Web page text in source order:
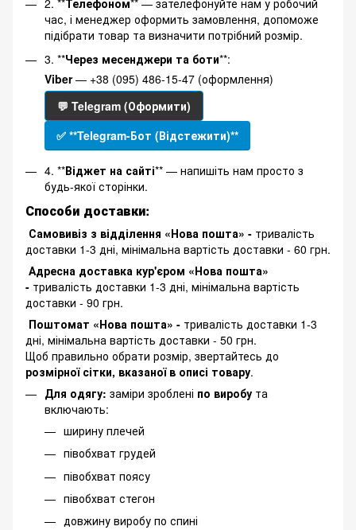
час, і менеджер оформить замовлення, допоможе
підібрати товар та визначити потрібний розмір.
3. **Через месенджери та боти**:
Viber— +38 (095) 486-15-47 (оформлення)
💬 Telegram (Оформити)
✅ **Telegram-Бот (Відстежити)**
4. **Віджет на сайті** — напишіть нам просто з
будь-якої сторінки.
Способи доставки:
Самовивіз з відділення «Нова пошта» - тривалість
доставки 1-3 дні, мінімальна вартість доставки - 60 грн.
Адресна доставка кур'єром «Нова пошта»
- тривалість доставки 1-3 дні, мінімальна вартість
доставки - 90 грн.
Поштомат «Нова пошта» - тривалість доставки 1-3
дні, мінімальна вартість доставки - 50 грн.
Щоб правильно обрати розмір, звертайтесь до
розмірної сітки, вказаної в описі товару.
Для одягу: заміри зроблені по виробу та
включають:
ширину плечей
півобхват грудей
півобхват поясу
півобхват стегон
довжину виробу по спині